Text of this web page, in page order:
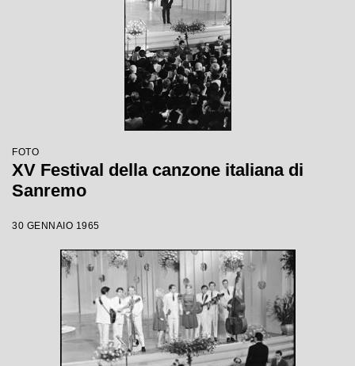
FOTO
XV Festival della canzone italiana di
Sanremo
30 GENNAIO 1965